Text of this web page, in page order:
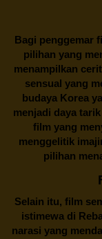
Bagi penggemar
pilihan yang
menampilkan
sensual yang
budaya Korea
menjadi daya
film yang
menggelitik
pilihan
Selain itu, film
istimewa di
narasi yang